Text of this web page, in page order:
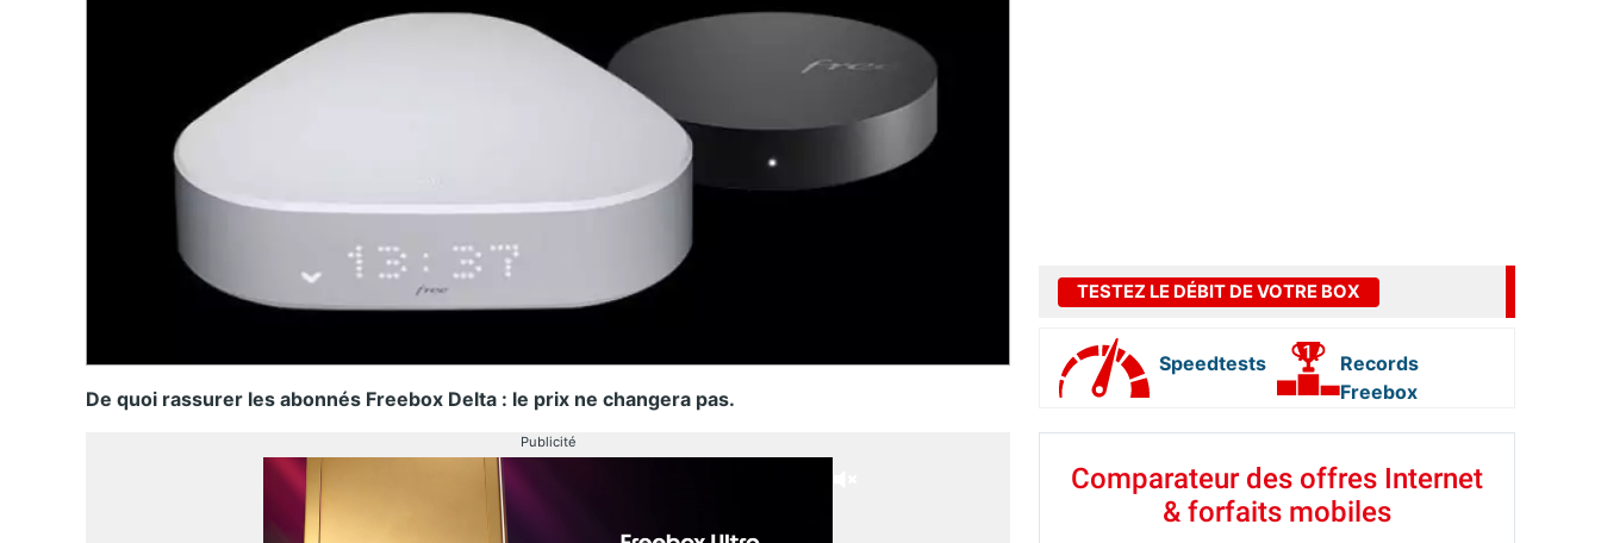
De quoi rassurer les abonnés Freebox Delta : le prix ne changera pas.
Publicité
TESTEZ LE DÉBIT DE VOTRE BOX
Speedtests
Records
Freebox
Comparateur des offres Internet
& forfaits mobiles